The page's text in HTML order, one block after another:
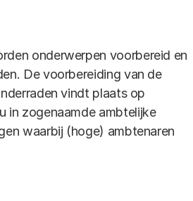
onderwerpen voorbereid en
De voorbereiding van de
vindt plaats op
in zogenaamde ambtelijke
waarbij (hoge) ambtenaren